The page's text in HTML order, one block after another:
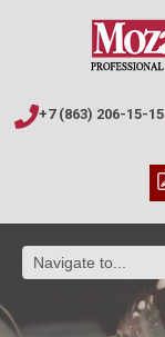
+7 (863) 206-15-15